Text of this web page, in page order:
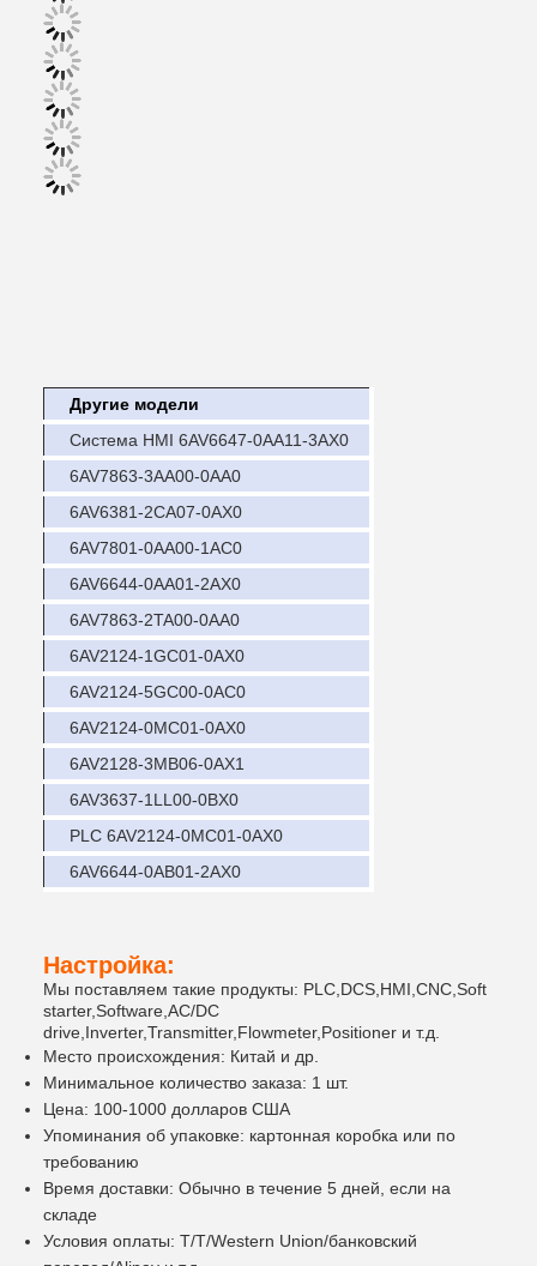
Другие модели
Система HMI 6AV6647-0AA11-3AX0
6AV7863-3AA00-0AA0
6AV6381-2CA07-0AX0
6AV7801-0AA00-1AC0
6AV6644-0AA01-2AX0
6AV7863-2TA00-0AA0
6AV2124-1GC01-0AX0
6AV2124-5GC00-0AC0
6AV2124-0MC01-0AX0
6AV2128-3MB06-0AX1
6AV3637-1LL00-0BX0
PLC 6AV2124-0MC01-0AX0
6AV6644-0AB01-2AX0
Настройка:
Мы поставляем такие продукты: PLC,DCS,HMI,CNC,Soft
starter,Software,AC/DC
drive,Inverter,Transmitter,Flowmeter,Positioner и т.д.
Место происхождения: Китай и др.
Минимальное количество заказа: 1 шт.
Цена: 100-1000 долларов США
Упоминания об упаковке: картонная коробка или по
требованию
Время доставки: Обычно в течение 5 дней, если на
складе
Условия оплаты: T/T/Western Union/банковский